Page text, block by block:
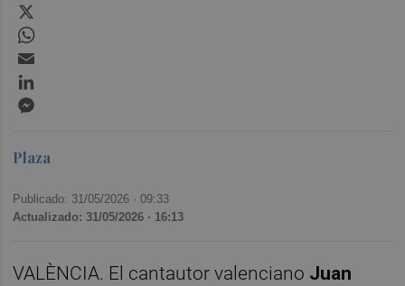
Plaza
Publicado: 31/05/2026 ·09:33
Actualizado: 31/05/2026 · 16:13
VALÈNCIA. El cantautor valenciano Juan